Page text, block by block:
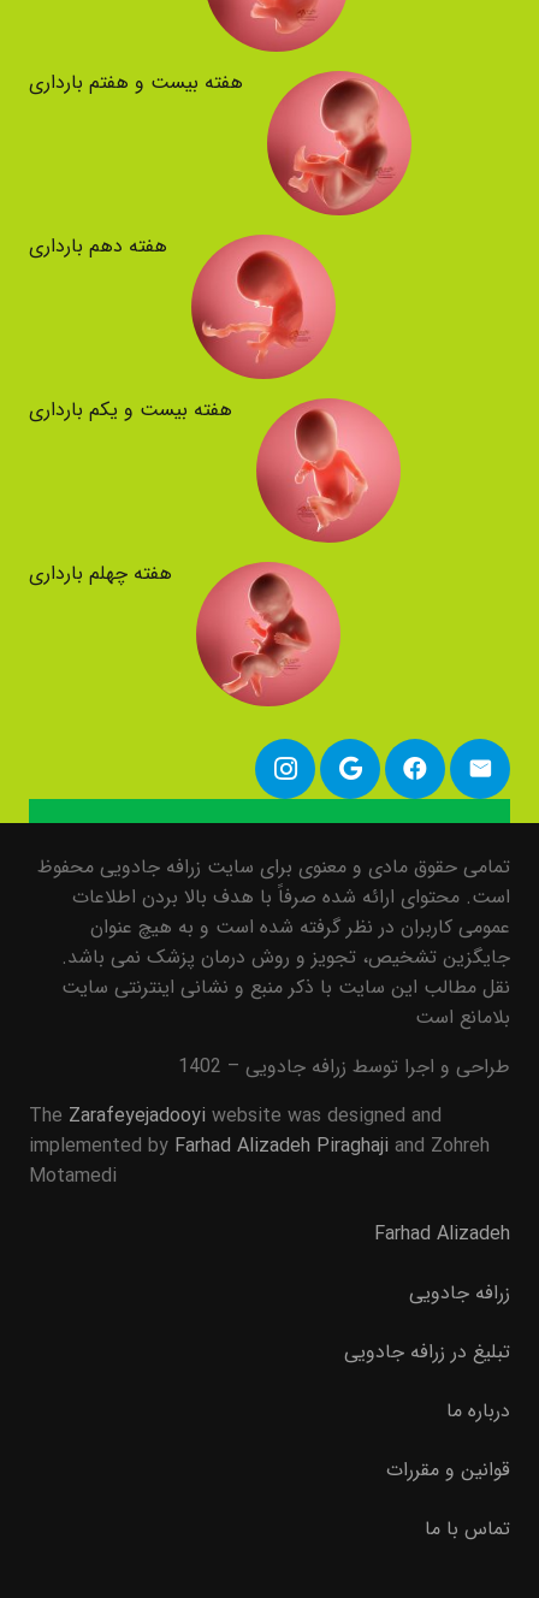
هفته بیست و هفتم بارداری
هفته دهم بارداری
هفته بیست و یکم بارداری
هفته چهلم بارداری
تمامی حقوق مادی و معنوی برای سایت زرافه جادویی محفوظ
است. محتوای ارائه شده صرفاً با هدف بالا بردن اطلاعات
عمومی کاربران در نظر گرفته شده است و به هیچ عنوان
جایگزین تشخیص، تجویز و روش درمان پزشک نمی باشد.
نقل مطالب این سایت با ذکر منبع و نشانی اینترنتی سایت
بلامانع است
طراحی و اجرا توسط زرافه جادویی – 1402
The Zarafeyejadooyi website was designed and
implemented by Farhad Alizadeh Piraghaji and Zohreh
Motamedi
Farhad Alizadeh
زرافه جادویی
تبلیغ در زرافه جادویی
درباره ما
قوانین و مقررات
تماس با ما